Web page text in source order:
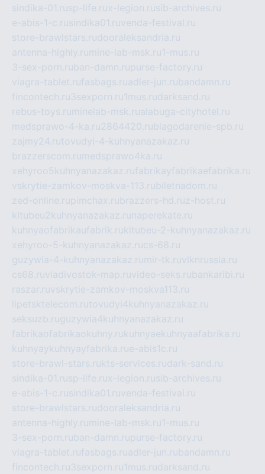
sindika-01.rusp-life.rux-legion.rusib-archives.ru
e-abis-1-c.rusindika01.ruvenda-festival.ru
store-brawlstars.rudooraleksandria.ru
antenna-highly.ru mine-lab-msk.ru1-mus.ru
3-sex-porn.ruban-damn.rupurse-factory.ru
viagra-tablet.rufasbags.ruadler-jun.rubandamn.ru
fincontech.ru3sexporn.ru1mus.rudarksand.ru
rebus-toys.ru minelab-msk.rualabuga-cityhotel.ru
medsprawo-4-ka.ru2864420.rublagodarenie-spb.ru
zajmy24.rutovudyi-4-kuhnyanazakaz.ru
brazzerscom.ru medsprawo4ka.ru
xehyroo5kuhnyanazakaz.rufabrikayfabrikaefabrika.ru
vskrytie-zamkov-moskva-113.rubiletnadom.ru
zed-online.rupimchax.rubrazzers-hd.ruz-host.ru
kitubeu2kuhnyanazakaz.ru naperekate.ru
kuhnyaofabrikaufabrik.rukitubeu-2-kuhnyanazakaz.ru
xehyroo-5-kuhnyanazakaz.rucs-68.ru
guzywia-4-kuhnyanazakaz.ru mir-tk.ruvlknrussia.ru
cs68.ruvladivostok-map.ruvideo-seks.rubankaribi.ru
raszar.ruvskrytie-zamkov-moskva113.ru
lipetsktelecom.rutovudyi4kuhnyanazakaz.ru
seksuzb.ruguzywia4kuhnyanazakaz.ru
fabrikaofabrikaokuhny.rukuhnyaekuhnyaafabrika.ru
kuhnyaykuhnyayfabrika.rue-abis1c.ru
store-brawl-stars.rukts-services.rudark-sand.ru
sindika-01.rusp-life.rux-legion.rusib-archives.ru
e-abis-1-c.rusindika01.ruvenda-festival.ru
store-brawlstars.rudooraleksandria.ru
antenna-highly.ru mine-lab-msk.ru1-mus.ru
3-sex-porn.ruban-damn.rupurse-factory.ru
viagra-tablet.rufasbags.ruadler-jun.rubandamn.ru
fincontech.ru3sexporn.ru1mus.rudarksand.ru